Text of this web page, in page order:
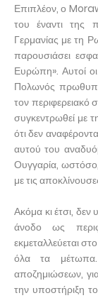
Επιπλέον, ο
του έναντι της
Γερμανίας με τη
παρουσιάσει
Ευρώπη». Αυτοί
Πολωνός
τον περιφερειακό
συγκεντρωθεί με
ότι δεν
αυτού του
Ουγγαρία, ωστόσο,
με τις
Ακόμα κι έτσι,
άνοδο ως
εκμεταλλεύεται
όλα τα μέτωπα.
αποζημιώσεων,
την υποστήριξη